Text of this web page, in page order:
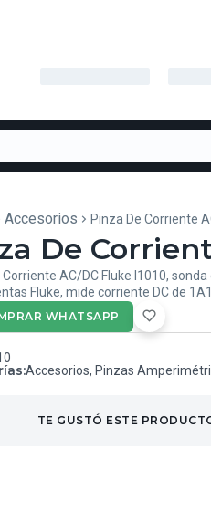
Accesorios Pinza De Corriente
De
Corriente AC/DC Fluke I1010,
Fluke, mide corriente DC de 1A
WHATSAPP
:Accesorios, Pinzas
TE GUSTÓ ESTE